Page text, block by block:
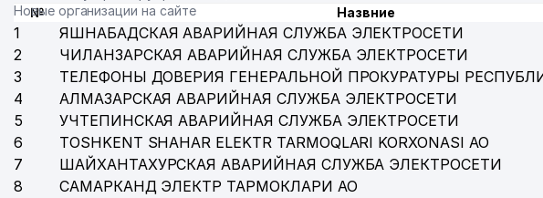
Новые организации на сайте
№ Назвние
1 ЯШНАБАДСКАЯ АВАРИЙНАЯ СЛУЖБА ЭЛЕКТРОСЕТИ
2
ЧИЛАНЗАРСКАЯ АВАРИЙНАЯ СЛУЖБА ЭЛЕКТРОСЕТИ
3
ТЕЛЕФОНЫ ДОВЕРИЯ ГЕНЕРАЛЬНОЙ ПРОКУРАТУРЫ
4
АЛМАЗАРСКАЯ АВАРИЙНАЯ СЛУЖБА ЭЛЕКТРОСЕТИ
5
УЧТЕПИНСКАЯ АВАРИЙНАЯ СЛУЖБА ЭЛЕКТРОСЕТИ
6
TOSHKENT SHAHAR ELEKTR TARMOQLARI KORXONASI АО
7
ШАЙХАНТАХУРСКАЯ АВАРИЙНАЯ СЛУЖБА ЭЛЕКТРОСЕТИ
8
САМАРКАНД ЭЛЕКТР ТАРМОКЛАРИ АО